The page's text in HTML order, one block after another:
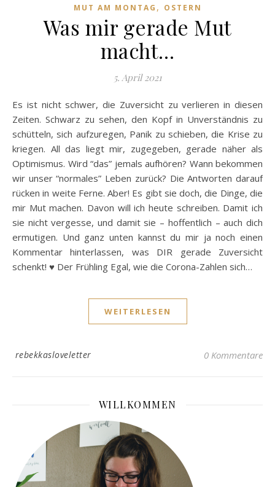
MUT AM MONTAG , OSTERN
Was mir gerade Mut
macht…
5. April 2021
Es ist nicht schwer, die Zuversicht zu verlieren in diesen
Zeiten. Schwarz zu sehen, den Kopf in Unverständnis zu
schütteln, sich aufzuregen, Panik zu schieben, die Krise zu
kriegen. All das liegt mir, zugegeben, gerade näher als
Optimismus. Wird “das” jemals aufhören? Wann bekommen
wir unser “normales” Leben zurück? Die Antworten darauf
rücken in weite Ferne. Aber! Es gibt sie doch, die Dinge, die
mir Mut machen. Davon will ich heute schreiben. Damit ich
sie nicht vergesse, und damit sie – hoffentlich – auch dich
ermutigen. Und ganz unten kannst du mir ja noch einen
Kommentar hinterlassen, was DIR gerade Zuversicht
schenkt! ♥ Der Frühling Egal, wie die Corona-Zahlen sich…
WEITERLESEN
rebekkasloveletter 0 Kommentare
WILLKOMMEN